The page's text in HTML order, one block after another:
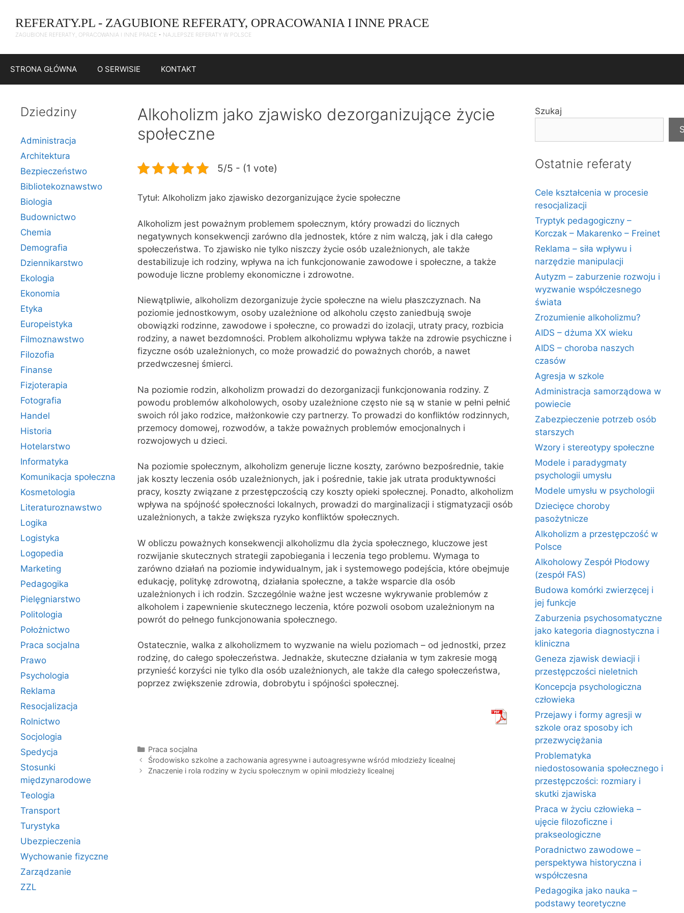
treści
REFERATY.PL - ZAGUBIONE REFERATY, OPRACOWANIA I INNE PRACE
ZAGUBIONE REFERATY, OPRACOWANIA I INNE PRACE • NAJLEPSZE REFERATY W POLSCE
STRONA GŁÓWNA O SERWISIE KONTAKT
Alkoholizm jako zjawisko dezorganizujące życie
społeczne
5/5 - (1 vote)
Tytuł: Alkoholizm jako zjawisko dezorganizujące życie społeczne
Alkoholizm jest poważnym problemem społecznym, który prowadzi do licznych
negatywnych konsekwencji zarówno dla jednostek, które z nim walczą, jak i dla całego
społeczeństwa. To zjawisko nie tylko niszczy życie osób uzależnionych, ale także
destabilizuje ich rodziny, wpływa na ich funkcjonowanie zawodowe i społeczne, a także
powoduje liczne problemy ekonomiczne i zdrowotne.
Niewątpliwie, alkoholizm dezorganizuje życie społeczne na wielu płaszczyznach. Na
poziomie jednostkowym, osoby uzależnione od alkoholu często zaniedbują swoje
obowiązki rodzinne, zawodowe i społeczne, co prowadzi do izolacji, utraty pracy, rozbicia
rodziny, a nawet bezdomności. Problem alkoholizmu wpływa także na zdrowie psychiczne i
fizyczne osób uzależnionych, co może prowadzić do poważnych chorób, a nawet
przedwczesnej śmierci.
Na poziomie rodzin, alkoholizm prowadzi do dezorganizacji funkcjonowania rodziny. Z
powodu problemów alkoholowych, osoby uzależnione często nie są w stanie w pełni pełnić
swoich ról jako rodzice, małżonkowie czy partnerzy. To prowadzi do konfliktów rodzinnych,
przemocy domowej, rozwodów, a także poważnych problemów emocjonalnych i
rozwojowych u dzieci.
Na poziomie społecznym, alkoholizm generuje liczne koszty, zarówno bezpośrednie, takie
jak koszty leczenia osób uzależnionych, jak i pośrednie, takie jak utrata produktywności
pracy, koszty związane z przestępczością czy koszty opieki społecznej. Ponadto, alkoholizm
wpływa na spójność społeczności lokalnych, prowadzi do marginalizacji i stigmatyzacji osób
uzależnionych, a także zwiększa ryzyko konfliktów społecznych.
W obliczu poważnych konsekwencji alkoholizmu dla życia społecznego, kluczowe jest
rozwijanie skutecznych strategii zapobiegania i leczenia tego problemu. Wymaga to
zarówno działań na poziomie indywidualnym, jak i systemowego podejścia, które obejmuje
edukację, politykę zdrowotną, działania społeczne, a także wsparcie dla osób
uzależnionych i ich rodzin. Szczególnie ważne jest wczesne wykrywanie problemów z
alkoholem i zapewnienie skutecznego leczenia, które pozwoli osobom uzależnionym na
powrót do pełnego funkcjonowania społecznego.
Ostatecznie, walka z alkoholizmem to wyzwanie na wielu poziomach – od jednostki, przez
rodzinę, do całego społeczeństwa. Jednakże, skuteczne działania w tym zakresie mogą
przynieść korzyści nie tylko dla osób uzależnionych, ale także dla całego społeczeństwa,
poprzez zwiększenie zdrowia, dobrobytu i spójności społecznej.
Kategorie
Praca socjalna
Środowisko szkolne a zachowania agresywne i autoagresywne wśród młodzieży licealnej
Znaczenie i rola rodziny w życiu społecznym w opinii młodzieży licealnej
Dziedziny
Administracja
Architektura
Bezpieczeństwo
Bibliotekoznawstwo
Biologia
Budownictwo
Chemia
Demografia
Dziennikarstwo
Ekologia
Ekonomia
Etyka
Europeistyka
Filmoznawstwo
Filozofia
Finanse
Fizjoterapia
Fotografia
Handel
Historia
Hotelarstwo
Informatyka
Komunikacja społeczna
Kosmetologia
Literaturoznawstwo
Logika
Logistyka
Logopedia
Marketing
Pedagogika
Pielęgniarstwo
Politologia
Położnictwo
Praca socjalna
Prawo
Psychologia
Reklama
Resocjalizacja
Rolnictwo
Socjologia
Spedycja
Stosunki
międzynarodowe
Teologia
Transport
Turystyka
Ubezpieczenia
Wychowanie fizyczne
Zarządzanie
ZZL
Szukaj
Ostatnie referaty
Cele kształcenia w procesie
resocjalizacji
Tryptyk pedagogiczny –
Korczak – Makarenko – Freinet
Reklama – siła wpływu i
narzędzie manipulacji
Autyzm – zaburzenie rozwoju i
wyzwanie współczesnego
świata
Zrozumienie alkoholizmu?
AIDS – dżuma XX wieku
AIDS – choroba naszych
czasów
Agresja w szkole
Administracja samorządowa w
powiecie
Zabezpieczenie potrzeb osób
starszych
Wzory i stereotypy społeczne
Modele i paradygmaty
psychologii umysłu
Modele umysłu w psychologii
Dziecięce choroby
pasożytnicze
Alkoholizm a przestępczość w
Polsce
Alkoholowy Zespół Płodowy
(zespół FAS)
Budowa komórki zwierzęcej i
jej funkcje
Zaburzenia psychosomatyczne
jako kategoria diagnostyczna i
kliniczna
Geneza zjawisk dewiacji i
przestępczości nieletnich
Koncepcja psychologiczna
człowieka
Przejawy i formy agresji w
szkole oraz sposoby ich
przezwyciężania
Problematyka
niedostosowania społecznego i
przestępczości: rozmiary i
skutki zjawiska
Praca w życiu człowieka –
ujęcie filozoficzne i
prakseologiczne
Poradnictwo zawodowe –
perspektywa historyczna i
współczesna
Pedagogika jako nauka –
podstawy teoretyczne